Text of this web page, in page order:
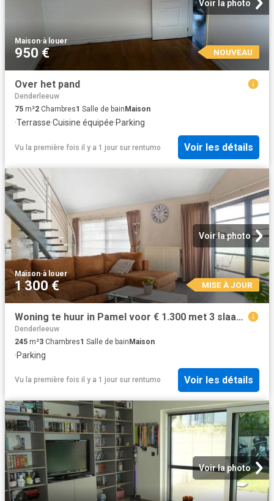
Voir la photo
Maison·à louer
950 € NOUVEAU
Over het pand
Denderleeuw
75 m²2 Chambres1 Salle de bain Maison
·Terrasse·Cuisine équipée·Parking
Vu la première fois il y a 1 jour sur rentumo Voir les détails
Voir la photo
Maison·à louer
1 300 € MISE À JOUR
Woning te huur in Pamel voor € 1.300 met 3 slaapkamers
Denderleeuw
245 m²3 Chambres1 Salle de bainMaison
·Parking
Vu la première fois il y a 1 jour sur rentumo Voir les détails
Voir la photo